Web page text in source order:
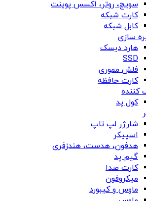
سویچ، روتر، اکسس پوینت
کارت شبکه
کابل شبکه
سازی
هارد دیسک
SSD
فلش مموری
کارت حافظه
کننده
کول پد
شارژر لپ تاپ
اسپیکر
هدفون، هدست، هندزفری
گیم پد
کارت صدا
میکروفون
ماوس و کیبورد